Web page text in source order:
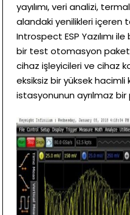
yayılımı, veri analizi,
alandaki yenilikleri içeren
Introspect ESP Yazılımı
bir test otomasyon
cihaz işleyicileri ve cihaz
eksiksiz bir yüksek
istasyonunun ayrılmaz bir